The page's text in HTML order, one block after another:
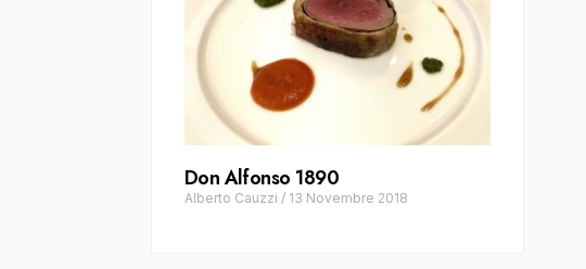
Don Alfonso 1890
Alberto Cauzzi / 13 Novembre 2018